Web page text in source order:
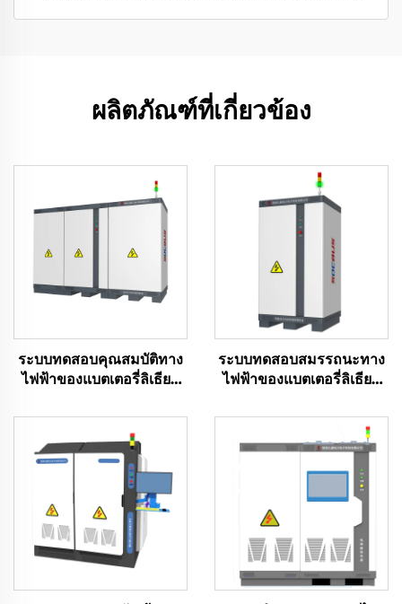
ผลิตภัณฑ์ที่เกี่ยวข้อง
ระบบทดสอบคุณสมบัติทาง
ไฟฟ้าของแบตเตอรี่ลิเธียม
ระบบทดสอบสมรรถนะทาง
ไฟฟ้าของแบตเตอรี่ลิเธียม